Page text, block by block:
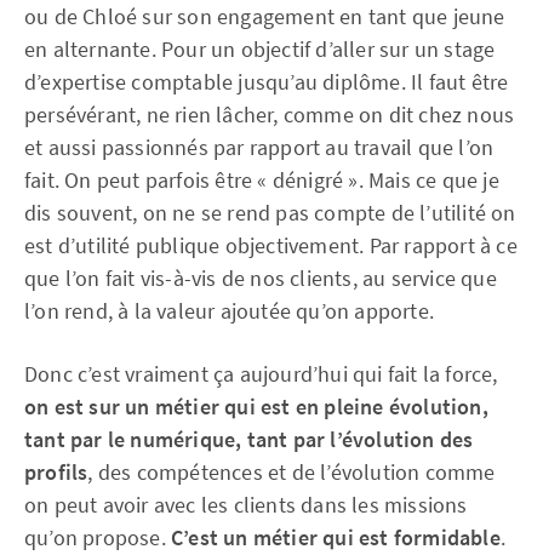
ou de Chloé sur son engagement en tant que jeune
en alternante. Pour un objectif d’aller sur un stage
d’expertise comptable jusqu’au diplôme. Il faut être
persévérant, ne rien lâcher, comme on dit chez nous
et aussi passionnés par rapport au travail que l’on
fait. On peut parfois être « dénigré ». Mais ce que je
dis souvent, on ne se rend pas compte de l’utilité on
est d’utilité publique objectivement. Par rapport à ce
que l’on fait vis-à-vis de nos clients, au service que
l’on rend, à la valeur ajoutée qu’on apporte.
Donc c’est vraiment ça aujourd’hui qui fait la force,
on est sur un métier qui est en pleine évolution,
tant par le numérique, tant par l’évolution des
profils, des compétences et de l’évolution comme
on peut avoir avec les clients dans les missions
qu’on propose. C’est un métier qui est formidable.